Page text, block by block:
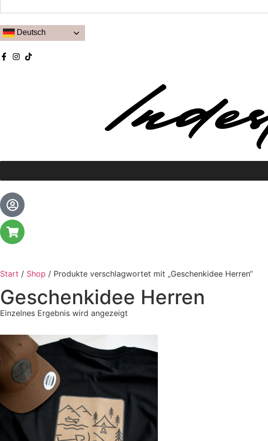
Deutsch
Start / Shop / Produkte verschlagwortet mit „Geschenkidee Herren“
Geschenkidee Herren
Einzelnes Ergebnis wird angezeigt